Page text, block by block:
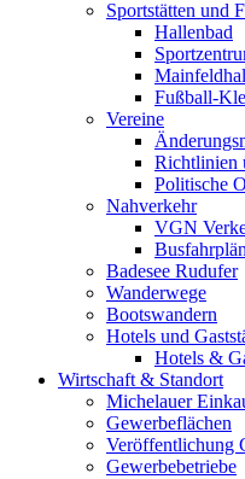
Sportstätten und
Hallenbad
Fußball-
Vereine
Richtlinien
Politische
Nahverkehr
VGN
Badesee Rudufer
Wanderwege
Bootswandern
Hotels und
Hotels &
Wirtschaft & Standort
Michelauer
Gewerbeflächen
Veröffentlichung
Gewerbebetriebe